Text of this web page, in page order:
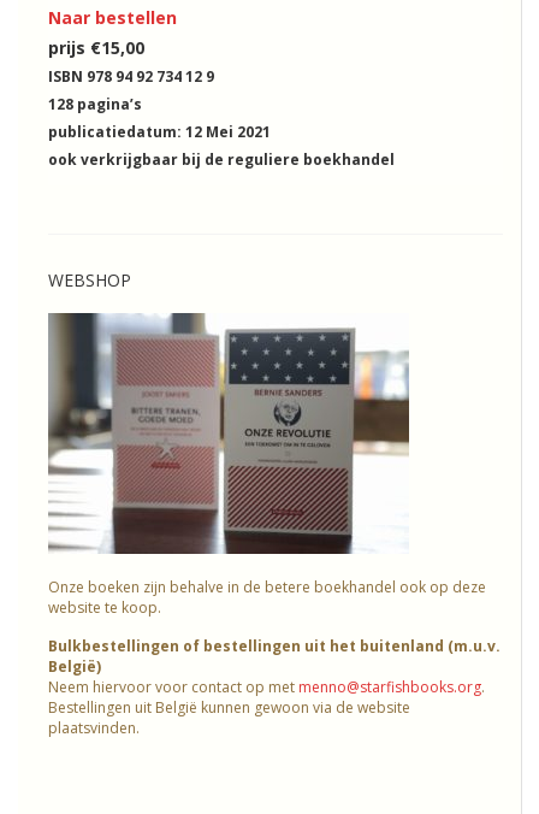
Naar bestellen
prijs €15,00
ISBN 978 94 92 734 12 9
128 pagina’s
publicatiedatum: 12 Mei 2021
ook verkrijgbaar bij de reguliere boekhandel
WEBSHOP
Onze boeken zijn behalve in de betere boekhandel ook op deze
website te koop.
Bulkbestellingen of bestellingen uit het buitenland (m.u.v.
België)
Neem hiervoor voor contact op met menno@starfishbooks.org.
Bestellingen uit België kunnen gewoon via de website
plaatsvinden.